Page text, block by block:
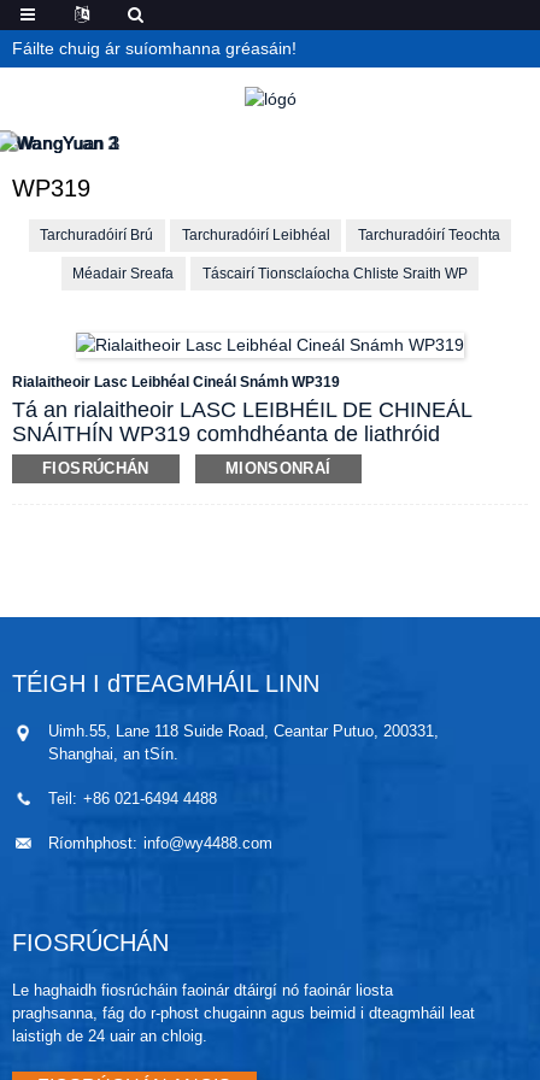
Fáilte chuig ár suíomhanna gréasáin!
WP319
Tarchuradóirí Brú Tarchuradóirí Leibhéal Tarchuradóirí Teochta
Méadair Sreafa Táscairí Tionsclaíocha Chliste Sraith WP
Rialaitheoir Lasc Leibhéal Cineál Snámh WP319
Tá an rialaitheoir LASC LEIBHÉIL DE CHINEÁL
SNÁITHÍN WP319 comhdhéanta de liathróid
snámháin mhaighnéadach, feadán cobhsaithe
snámháin, lasc feadáin giolcaí, bosca nasctha
dhéanann agus a bhriseann láithreach, a oireann don
chiorcad athsheachadáin, rialú ilfheidhmeach a
chomhlánú. Ní tháirgfidh an teagmháil splanc
leictreach mar gheall ar an teagmháil giolcaí atá
séalaithe go hiomlán i ngloine atá líonta le haer
neamhghníomhach, rud atá an-sábháilte le rialú.
FIOSRÚCHÁN MIONSONRAÍ
TÉIGH I dTEAGMHÁIL LINN
Uimh.55, Lane 118 Suide Road, Ceantar Putuo, 200331,
Shanghai, an tSín.
Teil: +86 021-6494 4488
Ríomhphost: info@wy4488.com
FIOSRÚCHÁN
Le haghaidh fiosrúcháin faoinár dtáirgí nó faoinár liosta
praghsanna, fág do r-phost chugainn agus beimid i dteagmháil leat
laistigh de 24 uair an chloig.